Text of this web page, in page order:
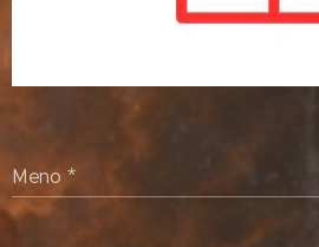
Meno